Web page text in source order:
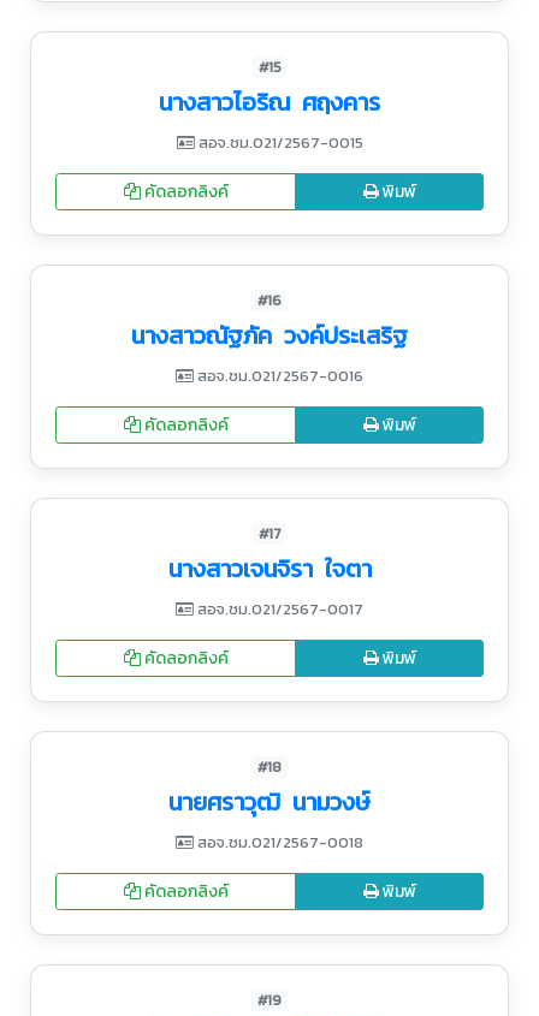
#15
นางสาวไอริณ ศฤงคาร
สอจ.ชม.021/2567-0015
คัดลอกลิงค์ พิมพ์
#16
นางสาวณัฐภัค วงค์ประเสริฐ
สอจ.ชม.021/2567-0016
คัดลอกลิงค์ พิมพ์
#17
นางสาวเจนจิรา ใจตา
สอจ.ชม.021/2567-0017
คัดลอกลิงค์ พิมพ์
#18
นายศราวุฒิ นามวงษ์
สอจ.ชม.021/2567-0018
คัดลอกลิงค์ พิมพ์
#19